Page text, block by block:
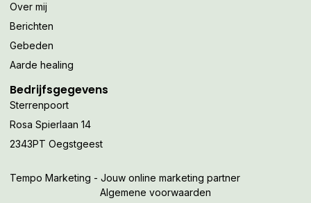
Over mij
Berichten
Gebeden
Aarde healing
Bedrijfsgegevens
Sterrenpoort
Rosa Spierlaan 14
2343PT Oegstgeest
Tempo Marketing - Jouw online marketing partner
Algemene voorwaarden